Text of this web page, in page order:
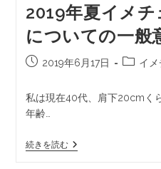
2019年夏イメ
についての一般
2019年6月17日 イ
私は現在40代、肩下20cmく
年齢…
続きを読む